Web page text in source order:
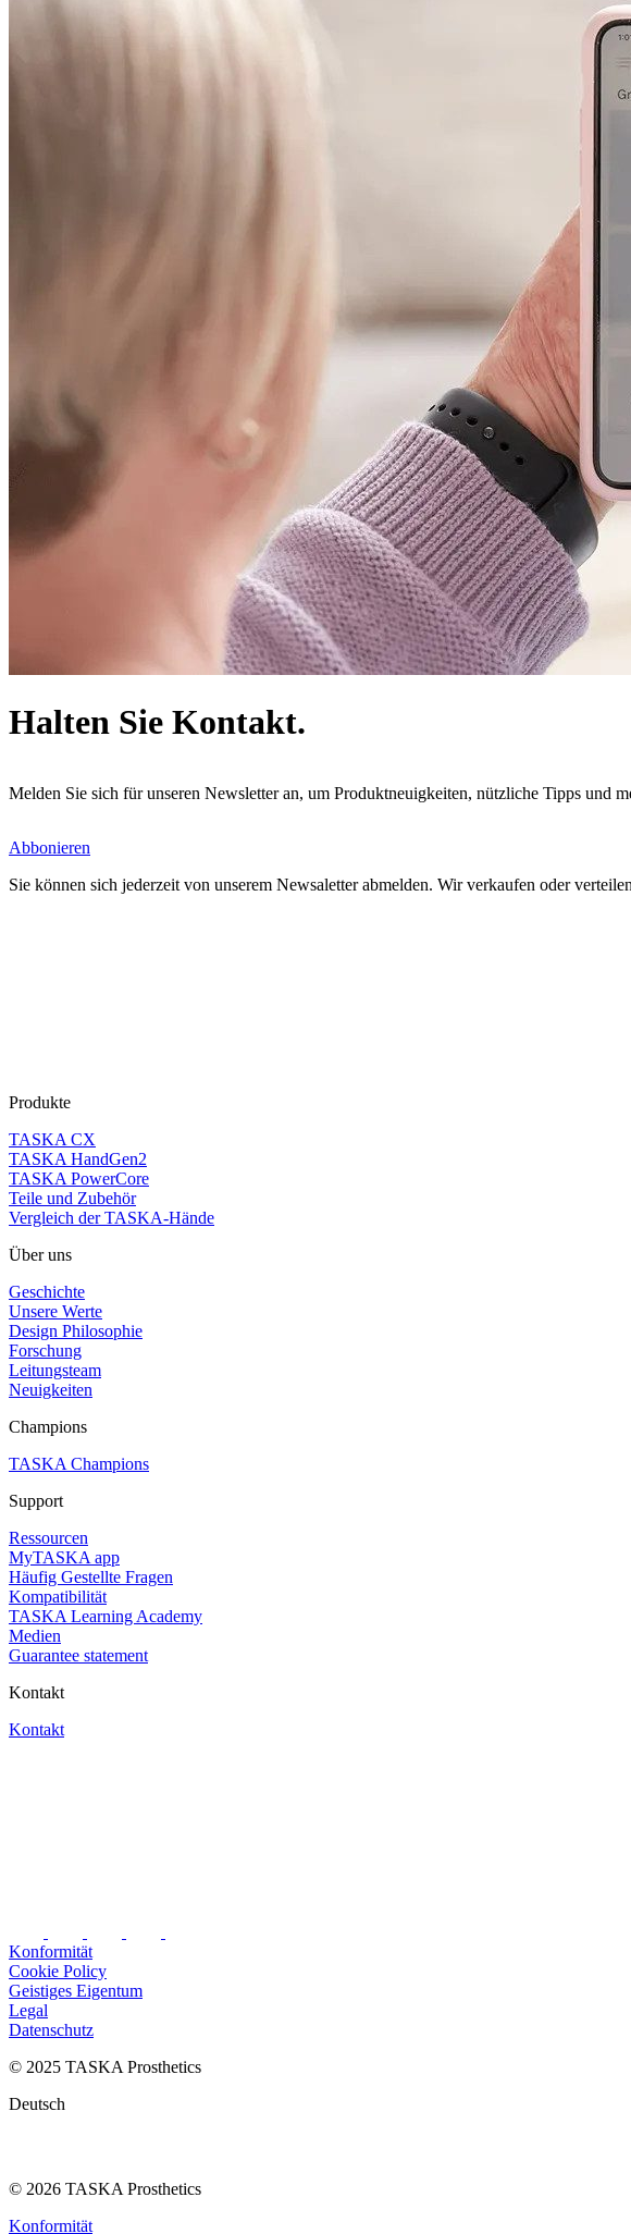
Halten Sie Kontakt.
Melden Sie sich für unseren Newsletter an, um Produktneuigkeiten, nützliche Tipps und
Abbonieren
Sie können sich jederzeit von unserem Newsaletter abmelden. Wir verkaufen oder
Produkte
TASKA CX
TASKA HandGen2
TASKA PowerCore
Teile und Zubehör
Vergleich der TASKA-Hände
Über uns
Geschichte
Unsere Werte
Design Philosophie
Forschung
Leitungsteam
Neuigkeiten
Champions
TASKA Champions
Support
Ressourcen
MyTASKA app
Häufig Gestellte Fragen
Kompatibilität
TASKA Learning Academy
Medien
Guarantee statement
Kontakt
Kontakt
Konformität
Cookie Policy
Geistiges Eigentum
Legal
Datenschutz
© 2025 TASKA Prosthetics
Deutsch
© 2026 TASKA Prosthetics
Konformität